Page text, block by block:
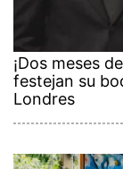
¡Dos meses
festejan su
Londres